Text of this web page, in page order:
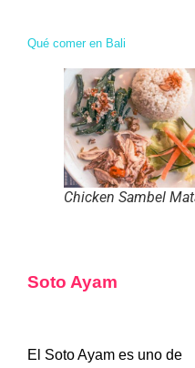
Qué comer en Bali
Chicken Sambel
Soto Ayam
El Soto Ayam es uno de